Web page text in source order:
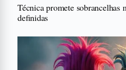
Técnica promete sobrancelhas
definidas